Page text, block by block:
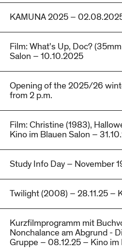
KAMUNA 2025 –
Film: What's Up, Doc?
Salon – 10.10.2025
Opening of the 2025/26
from 2 p.m.
Film: Christine (1983),
Kino im Blauen Salon –
Study Info Day – November
Twilight (2008) – 28.11.25 –
Kurzfilmprogramm mit
Nonchalance am Abgrund -
Gruppe – 08.12.25 – Kino im